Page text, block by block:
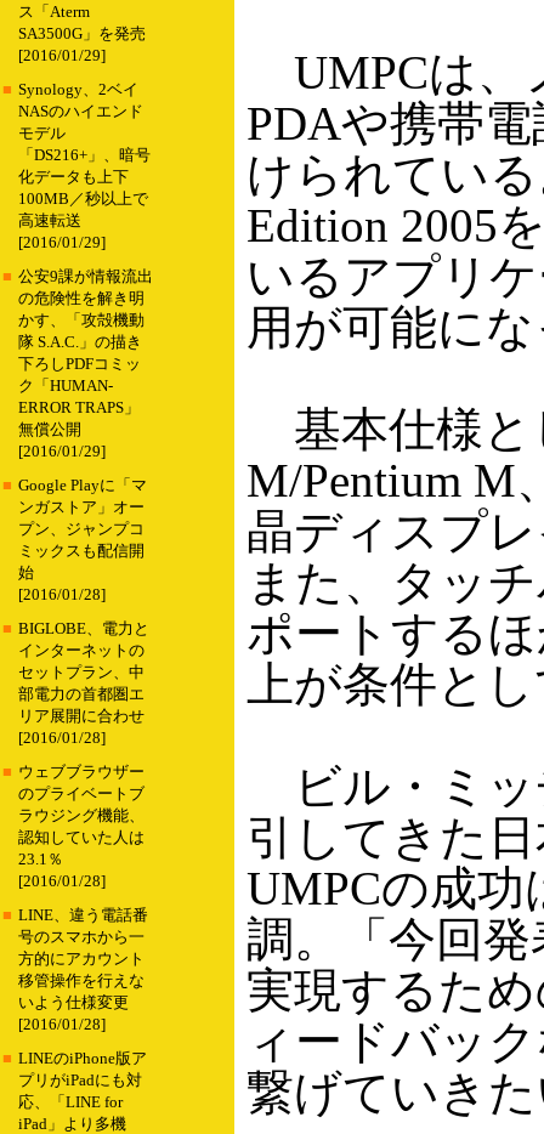
ス「Aterm
SA3500G」を発売
[2016/01/29]
■ Synology、2ベイ
NASのハイエンド
モデル
「DS216+」、暗号
化データも上下
100MB／秒以上で
高速転送
[2016/01/29]
■ 公安9課が情報流出
の危険性を解き明
かす、「攻殻機動
隊 S.A.C.」の描き
下ろしPDFコミッ
ク「HUMAN-
ERROR TRAPS」
無償公開
[2016/01/29]
■ Google Playに「マ
ンガストア」オー
プン、ジャンプコ
ミックスも配信開
始
[2016/01/28]
■ BIGLOBE、電力と
インターネットの
セットプラン、中
部電力の首都圏エ
リア展開に合わせ
[2016/01/28]
■ ウェブブラウザー
のプライベートブ
ラウジング機能、
認知していた人は
23.1％
[2016/01/28]
■ LINE、違う電話番
号のスマホから一
方的にアカウント
移管操作を行えな
いよう仕様変更
[2016/01/28]
■ LINEのiPhone版ア
プリがiPadにも対
応、「LINE for
iPad」より多機
UMPCは、
PDAや携帯
けられている
Edition 2005
いるアプリ
用が可能に
基本仕様と
M/Pentium M
晶ディスプ
また、タッ
ポートする
上が条件と
ビル・ミッ
引してきた
UMPCの成
調。「今回
実現するた
ィードバッ
繋げていき